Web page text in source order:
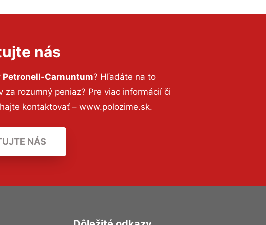
nás
Petronell-Carnuntum? Hľadáte na to
rozumný peniaz? Pre viac informácií či
kontaktovať – www.polozime.sk.
NÁS